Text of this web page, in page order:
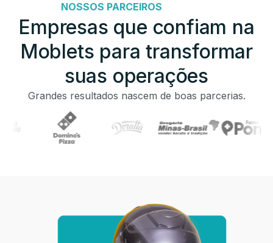
NOSSOS PARCEIROS
Empresas que confiam na
Moblets para transformar
suas operações
Grandes resultados nascem de boas parcerias.